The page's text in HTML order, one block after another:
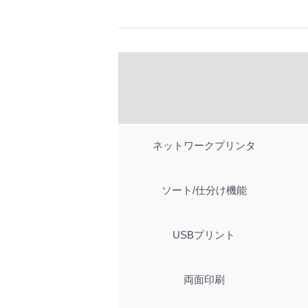
ネットワークプリンタ
ソート/仕分け機能
USBプリント
両面印刷